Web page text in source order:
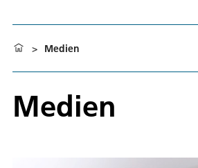
> Medien
Medien